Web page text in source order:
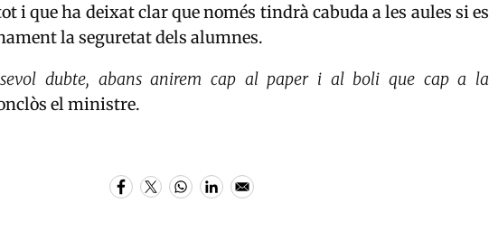
i que ha deixat clar que només tindrà cabuda a les aules si es
la seguretat dels alumnes.
dubte, abans anirem cap al paper i al boli que cap a la
el ministre.